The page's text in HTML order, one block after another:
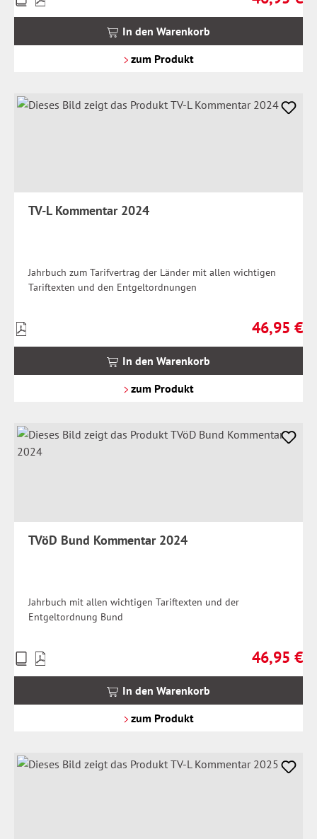
inkl.
In den Warenkorb
zum Produkt
TV-L Kommentar 2024
Jahrbuch zum Tarifvertrag der Länder mit allen wichtigen
Tariftexten und den Entgeltordnungen
Regulärer
46,95 €
Preise
inkl.
In den Warenkorb
zum Produkt
TVöD Bund Kommentar 2024
Jahrbuch mit allen wichtigen Tariftexten und der
Entgeltordnung Bund
Regulärer
46,95 €
Preise
inkl.
In den Warenkorb
zum Produkt